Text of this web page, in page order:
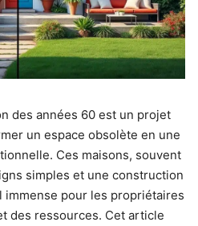
des années 60 est un projet
un espace obsolète en une
Ces maisons, souvent
simples et une construction
pour les propriétaires
des ressources. Cet article